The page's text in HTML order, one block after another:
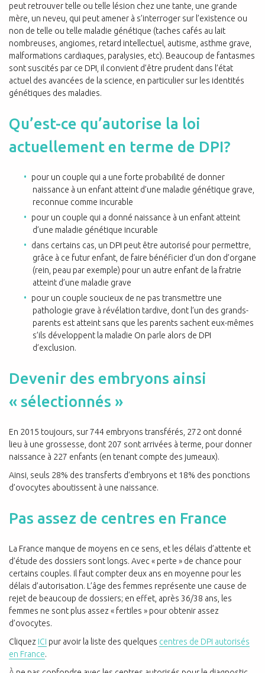
peut retrouver telle ou telle lésion chez une tante, une grande
mère, un neveu, qui peut amener à s’interroger sur l’existence ou
non de telle ou telle maladie génétique (taches cafés au lait
nombreuses, angiomes, retard intellectuel, autisme, asthme grave,
malformations cardiaques, paralysies, etc). Beaucoup de fantasmes
sont suscités par ce DPI, il convient d’être prudent dans l’état
actuel des avancées de la science, en particulier sur les identités
génétiques des maladies.
Qu’est-ce qu’autorise la loi
actuellement en terme de DPI?
pour un couple qui a une forte probabilité de donner
naissance à un enfant atteint d’une maladie génétique grave,
reconnue comme incurable
pour un couple qui a donné naissance à un enfant atteint
d’une maladie génétique incurable
dans certains cas, un DPI peut être autorisé pour permettre,
grâce à ce futur enfant, de faire bénéficier d’un don d’organe
(rein, peau par exemple) pour un autre enfant de la fratrie
atteint d’une maladie grave
pour un couple soucieux de ne pas transmettre une
pathologie grave à révélation tardive, dont l’un des grands-
parents est atteint sans que les parents sachent eux-mêmes
s’ils développent la maladie On parle alors de DPI
d’exclusion.
Devenir des embryons ainsi
« sélectionnés »
En 2015 toujours, sur 744 embryons transférés, 272 ont donné
lieu à une grossesse, dont 207 sont arrivées à terme, pour donner
naissance à 227 enfants (en tenant compte des jumeaux).
Ainsi, seuls 28% des transferts d’embryons et 18% des ponctions
d’ovocytes aboutissent à une naissance.
Pas assez de centres en France
La France manque de moyens en ce sens, et les délais d’attente et
d’étude des dossiers sont longs. Avec « perte » de chance pour
certains couples. Il faut compter deux ans en moyenne pour les
délais d’autorisation. L’âge des femmes représente une cause de
rejet de beaucoup de dossiers; en effet, après 36/38 ans, les
femmes ne sont plus assez « fertiles » pour obtenir assez
d’ovocytes.
Cliquez ICI pur avoir la liste des quelques centres de DPI autorisés
en France.